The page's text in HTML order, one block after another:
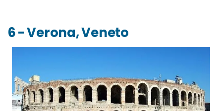
6 - Verona, Veneto